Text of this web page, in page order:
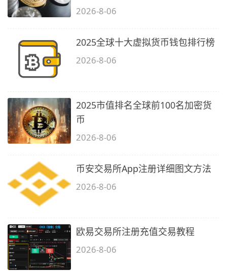
2026-8-06
2025全球十大虚拟货币钱包排行榜
2026-8-06
2025市值排名全球前100名加密货
币
2026-8-06
币安交易所App注册详细图文方法
2026-8-06
欧易交易所注册充值交易教程
2026-8-06